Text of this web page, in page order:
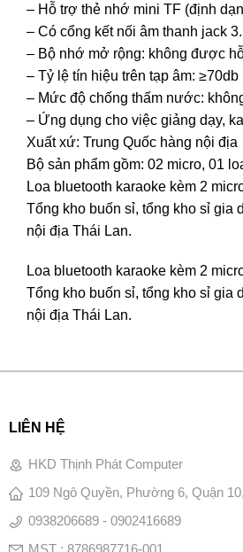
– Hỗ trợ thẻ nhớ mini TF (định
– Có cổng kết nối âm thanh jack
– Bộ nhớ mở rộng: không được
– Tỷ lệ tín hiệu trên tạp âm: ≥70db
– Mức độ chống thấm nước:
– Ứng dụng cho việc giảng dạy,
Xuất xứ: Trung Quốc hàng nội địa
Bộ sản phẩm gồm: 02 micro, 01
Loa bluetooth karaoke kèm 2
Tổng kho buốn sỉ, tổng kho sỉ gia
nội địa Thái Lan.
Loa bluetooth karaoke kèm 2
Tổng kho buốn sỉ, tổng kho sỉ gia
nội địa Thái Lan.
LIÊN HỆ
HKD Thịnh Phát Computer
109 Ngô Quyền, Phường 6, Quận
0938206689 - 0902416689